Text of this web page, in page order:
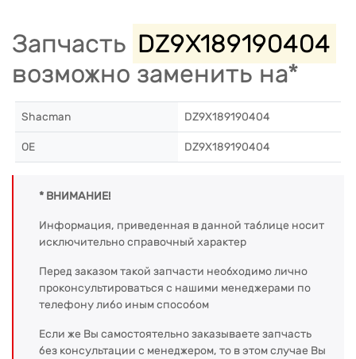
Запчасть DZ9X189190404
возможно заменить на*
Shacman DZ9X189190404
OE DZ9X189190404
* ВНИМАНИЕ!
Информация, приведенная в данной таблице носит
исключительно справочный характер
Перед заказом такой запчасти необходимо лично
проконсультироваться с нашими менеджерами по
телефону либо иным способом
Если же Вы самостоятельно заказываете запчасть
без консультации с менеджером, то в этом случае Вы